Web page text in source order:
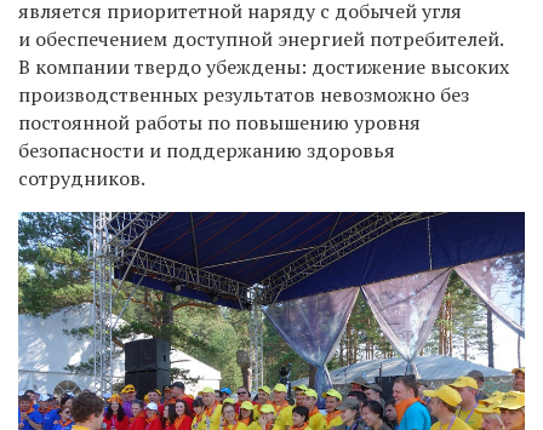
является приоритетной наряду с добычей угля
и обеспечением доступной энергией потребителей.
В компании твердо убеждены: достижение высоких
производственных результатов невозможно без
постоянной работы по повышению уровня
безопасности и поддержанию здоровья
сотрудников.